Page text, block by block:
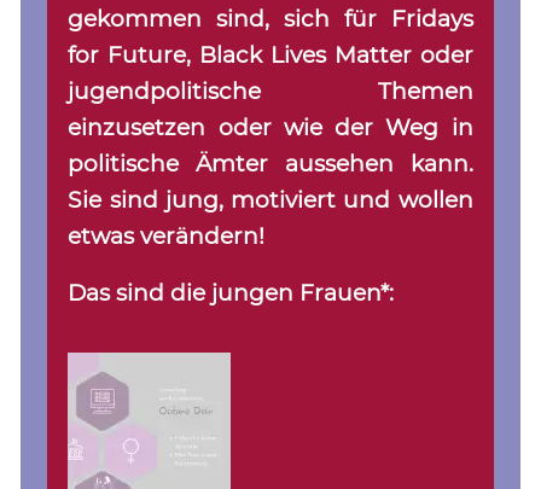
gekommen sind, sich für Fridays
for Future, Black Lives Matter oder
jugendpolitische Themen
einzusetzen oder wie der Weg in
politische Ämter aussehen kann.
Sie sind jung, motiviert und wollen
etwas verändern!
Das sind die jungen Frauen*: